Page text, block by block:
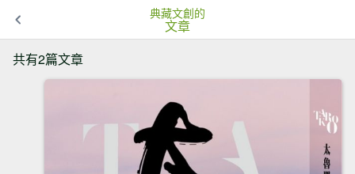
典藏文創的
文章
共有2篇文章